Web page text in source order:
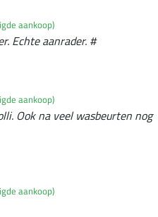
aankoop)
Echte aanrader. #
aankoop)
Ook na veel wasbeurten nog
aankoop)